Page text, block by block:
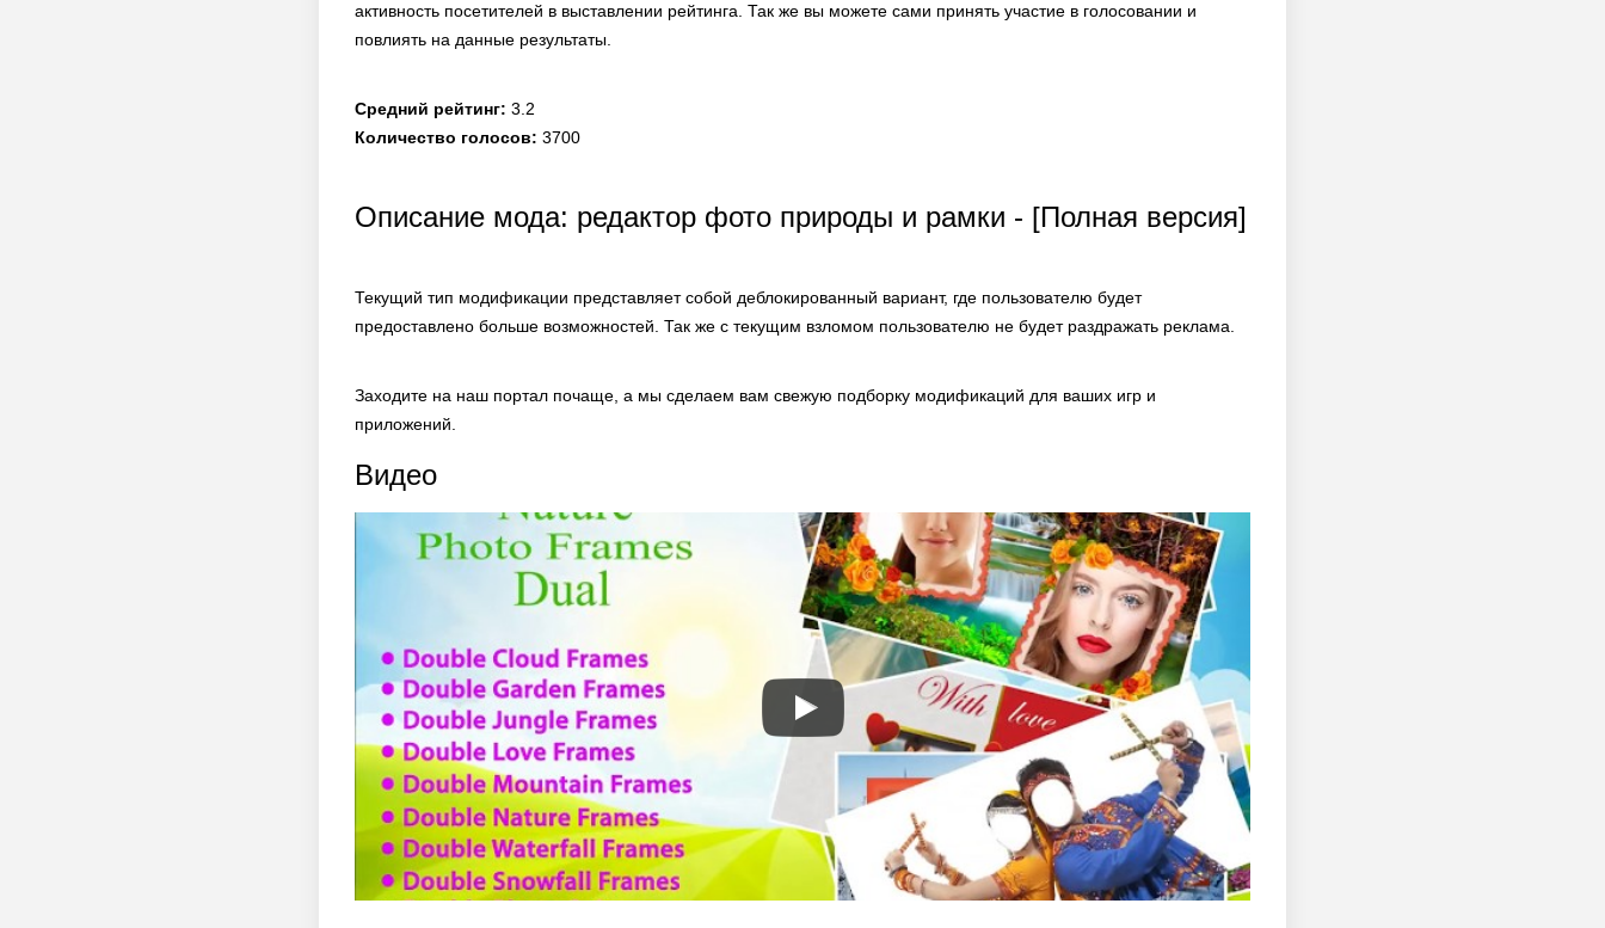
активность посетителей в выставлении рейтинга. Так же вы можете сами принять участие в голосовании и
повлиять на данные результаты.
Средний рейтинг: 3.2
Количество голосов: 3700
Описание мода: редактор фото природы и рамки - [Полная версия]
Текущий тип модификации представляет собой деблокированный вариант, где пользователю будет
предоставлено больше возможностей. Так же с текущим взломом пользователю не будет раздражать реклама.
Заходите на наш портал почаще, а мы сделаем вам свежую подборку модификаций для ваших игр и
приложений.
Видео